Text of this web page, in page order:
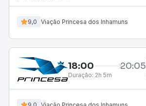
9,0 Viação Princesa dos Inhamuns
18:00 20:05
Duração: 2h 5m
9,0 Viação Princesa dos Inhamuns